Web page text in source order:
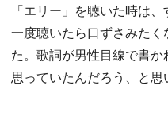
「エリー」を聴いた時は
一度聴いたら口ずさみた
た。歌詞が男性目線で書か
思っていたんだろう、と思